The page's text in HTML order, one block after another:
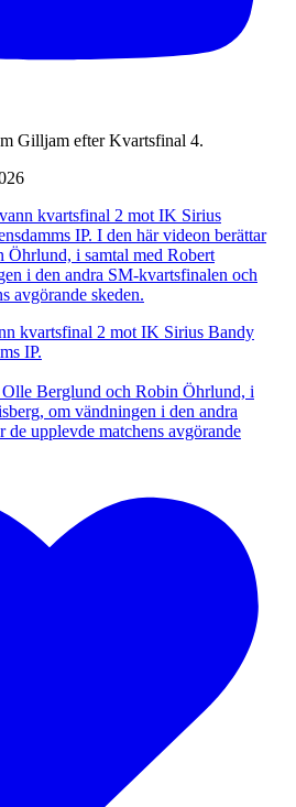
Gilljam efter Kvartsfinal 4.
kvartsfinal 2 mot IK Sirius Bandy
IP.
Berglund och Robin Öhrlund, i
om vändningen i den andra
upplevde matchens avgörande